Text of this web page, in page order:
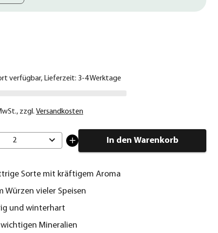
verfügbar, Lieferzeit: 3-4 Werktage
, zzgl. Versandkosten
2 In den Warenkorb
Sorte mit kräftigem Aroma
Würzen vieler Speisen
und winterhart
wichtigen Mineralien